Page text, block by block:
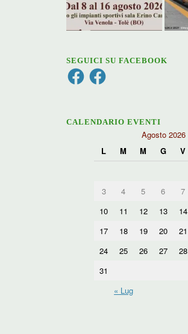
SEGUICI SU FACEBOOK
FacebookFacebook
CALENDARIO EVENTI
Agosto 2026
L
M M G V
3
4 5 6 7
10 11 12 13 14
17
18 19 20 21
24
25 26 27 28
31
« Lug